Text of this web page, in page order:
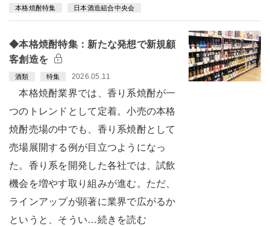
本格焼酎特集 日本酒造組合中央会
◆本格焼酎特集：新たな発想で新規顧
客創造を
酒類 特集 2026.05.11
本格焼酎業界では、香り系焼酎が一
つのトレンドとして定着。小売の本格
焼酎売場の中でも、香り系焼酎として
売場展開する例が目立つようになっ
た。香り系を開発した各社では、試飲
機会を増やす取り組みが進む。ただ、
ラインアップが顕著に業界で広がるか
というと、そうい…続きを読む